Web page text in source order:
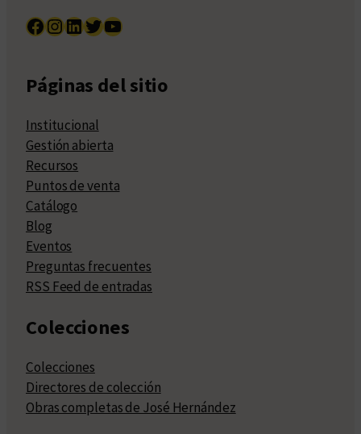
Facebook InstagramLinkedIn Twitter YouTube
Páginas del sitio
Institucional
Gestión abierta
Recursos
Puntos de venta
Catálogo
Blog
Eventos
Preguntas frecuentes
RSS Feed de entradas
Colecciones
Colecciones
Directores de colección
Obras completas de José Hernández